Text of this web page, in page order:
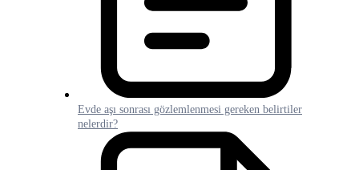
Evde aşı sonrası gözlemlenmesi gereken belirtiler
nelerdir?